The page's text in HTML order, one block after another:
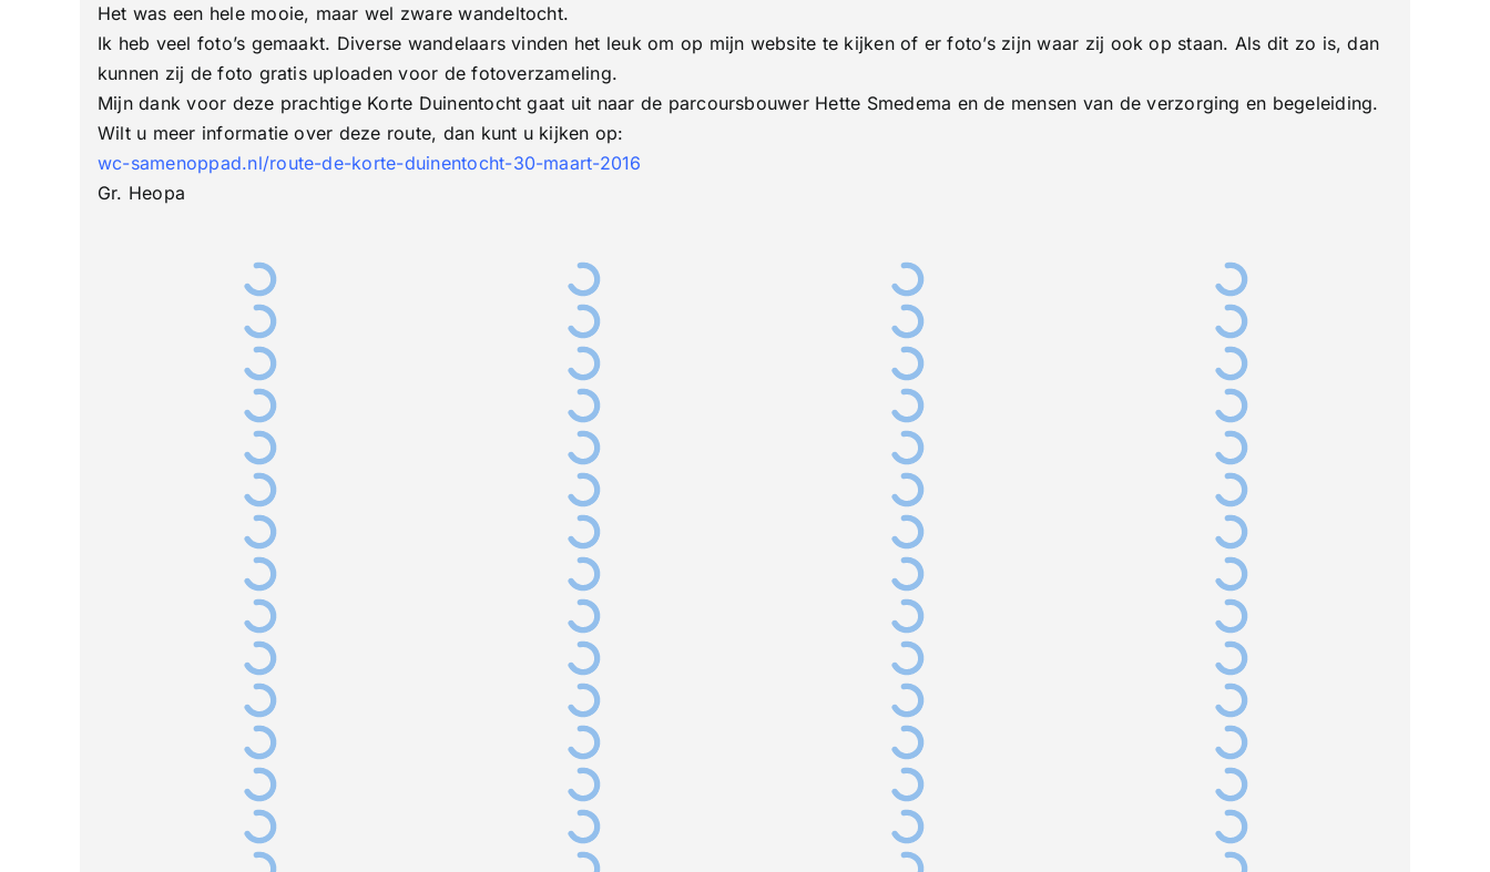
Het was een hele mooie, maar wel zware wandeltocht.
Ik heb veel foto’s gemaakt. Diverse wandelaars vinden het leuk om op mijn website te kijken of er foto’s zijn waar zij ook op staan. Als dit zo is, dan
kunnen zij de foto gratis uploaden voor de fotoverzameling.
Mijn dank voor deze prachtige Korte Duinentocht gaat uit naar de parcoursbouwer Hette Smedema en de mensen van de verzorging en begeleiding.
Wilt u meer informatie over deze route, dan kunt u kijken op:
wc-samenoppad.nl/route-de-korte-duinentocht-30-maart-2016
Gr. Heopa